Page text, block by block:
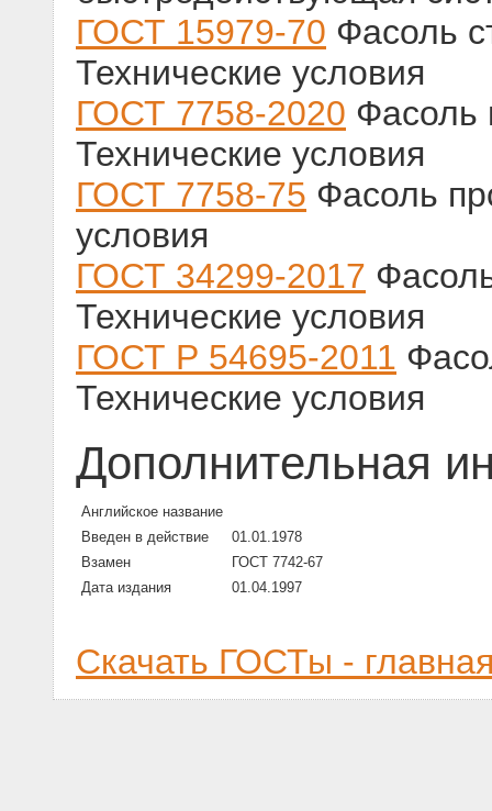
ГОСТ 15979-70 Фасоль
Технические условия
ГОСТ 7758-2020 Фасоль
Технические условия
ГОСТ 7758-75 Фасоль
условия
ГОСТ 34299-2017
Технические условия
ГОСТ Р 54695-2011
Технические условия
Дополнительная
Английское название
Введен в действие
01.01.1978
Взамен
ГОСТ 7742-67
Дата издания
01.04.1997
Скачать ГОСТы -